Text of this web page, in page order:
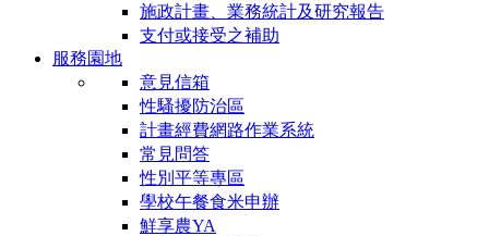
施政計畫、業務統計及研究報告
支付或接受之補助
服務園地
意見信箱
性騷擾防治區
計畫經費網路作業系統
常見問答
性別平等專區
學校午餐食米申辦
鮮享農YA